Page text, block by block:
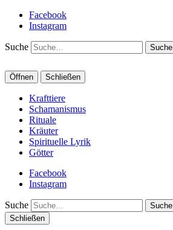
Facebook
Instagram
Suche
Öffnen Schließen
Krafttiere
Schamanismus
Rituale
Kräuter
Spirituelle Lyrik
Götter
Facebook
Instagram
Suche
Schließen